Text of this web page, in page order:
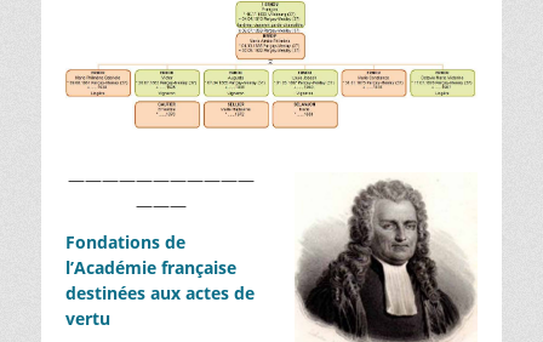
———————————
———
Fondations de
l’Académie française
destinées aux actes de
vertu